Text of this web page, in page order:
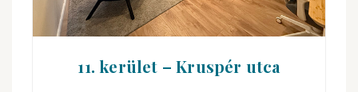
11. kerület – Kruspér utca